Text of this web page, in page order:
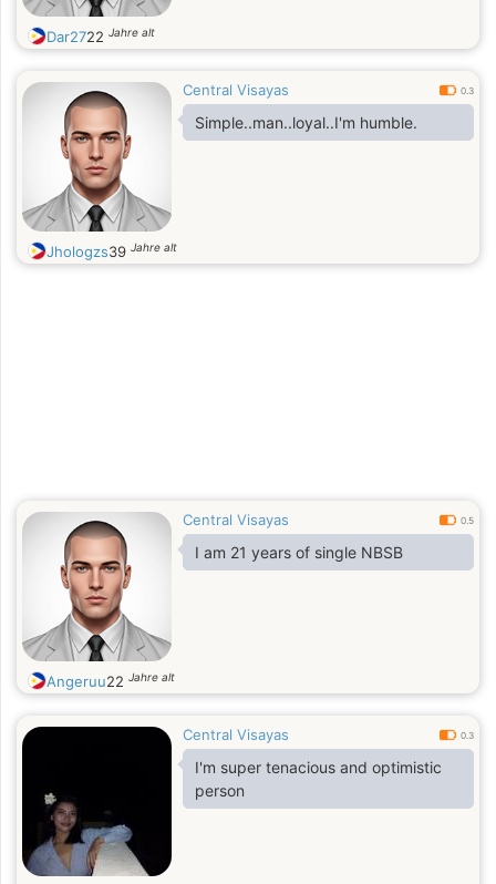
Dar2722 Jahre alt
Central Visayas 0.3
Simple..man..loyal..I'm humble.
Jhologzs39 Jahre alt
Central Visayas 0.5
I am 21 years of single NBSB
Angeruu22 Jahre alt
Central Visayas 0.3
I'm super tenacious and optimistic
person